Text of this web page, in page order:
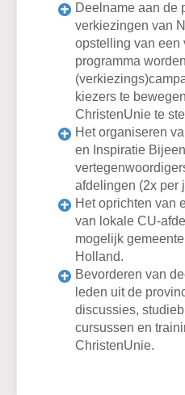
Deelname aan de
verkiezingen van
opstelling van een
programma
kiezers te
ChristenUnie te
Het organiseren
en Inspiratie
afdelingen (2x per
Het oprichten van
van lokale CU-
mogelijk
Holland.
Bevorderen van
leden uit de
discussies,
cursussen en
ChristenUnie.